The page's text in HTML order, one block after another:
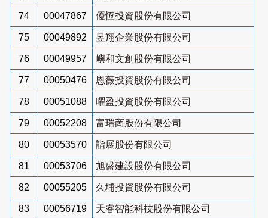
74 00047867 優恆投資股份有限公司
75 00049892 昱翔企業股份有限公司
76 00049957 嶼和文創股份有限公司
77 00050476 恩薇投資股份有限公司
78 00051088 曜盈投資股份有限公司
79 00052208 富瑞啇股份有限公司
80 00053570 詣展股份有限公司
81 00053706 旭盛建設股份有限公司
82 00055205 久埔投資股份有限公司
83 00056719 天睿智能科技股份有限公司